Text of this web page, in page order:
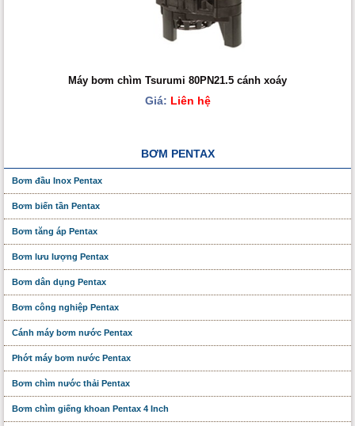
Máy bơm chìm Tsurumi 80PN21.5 cánh xoáy
Giá: Liên hệ
BƠM PENTAX
Bơm đầu Inox Pentax
Bơm biến tần Pentax
Bơm tăng áp Pentax
Bơm lưu lượng Pentax
Bơm dân dụng Pentax
Bơm công nghiệp Pentax
Cánh máy bơm nước Pentax
Phớt máy bơm nước Pentax
Bơm chìm nước thải Pentax
Bơm chìm giếng khoan Pentax 4 Inch